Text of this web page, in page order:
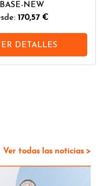
NEW
170,57 €
DETALLES
Ver todas las noticias >